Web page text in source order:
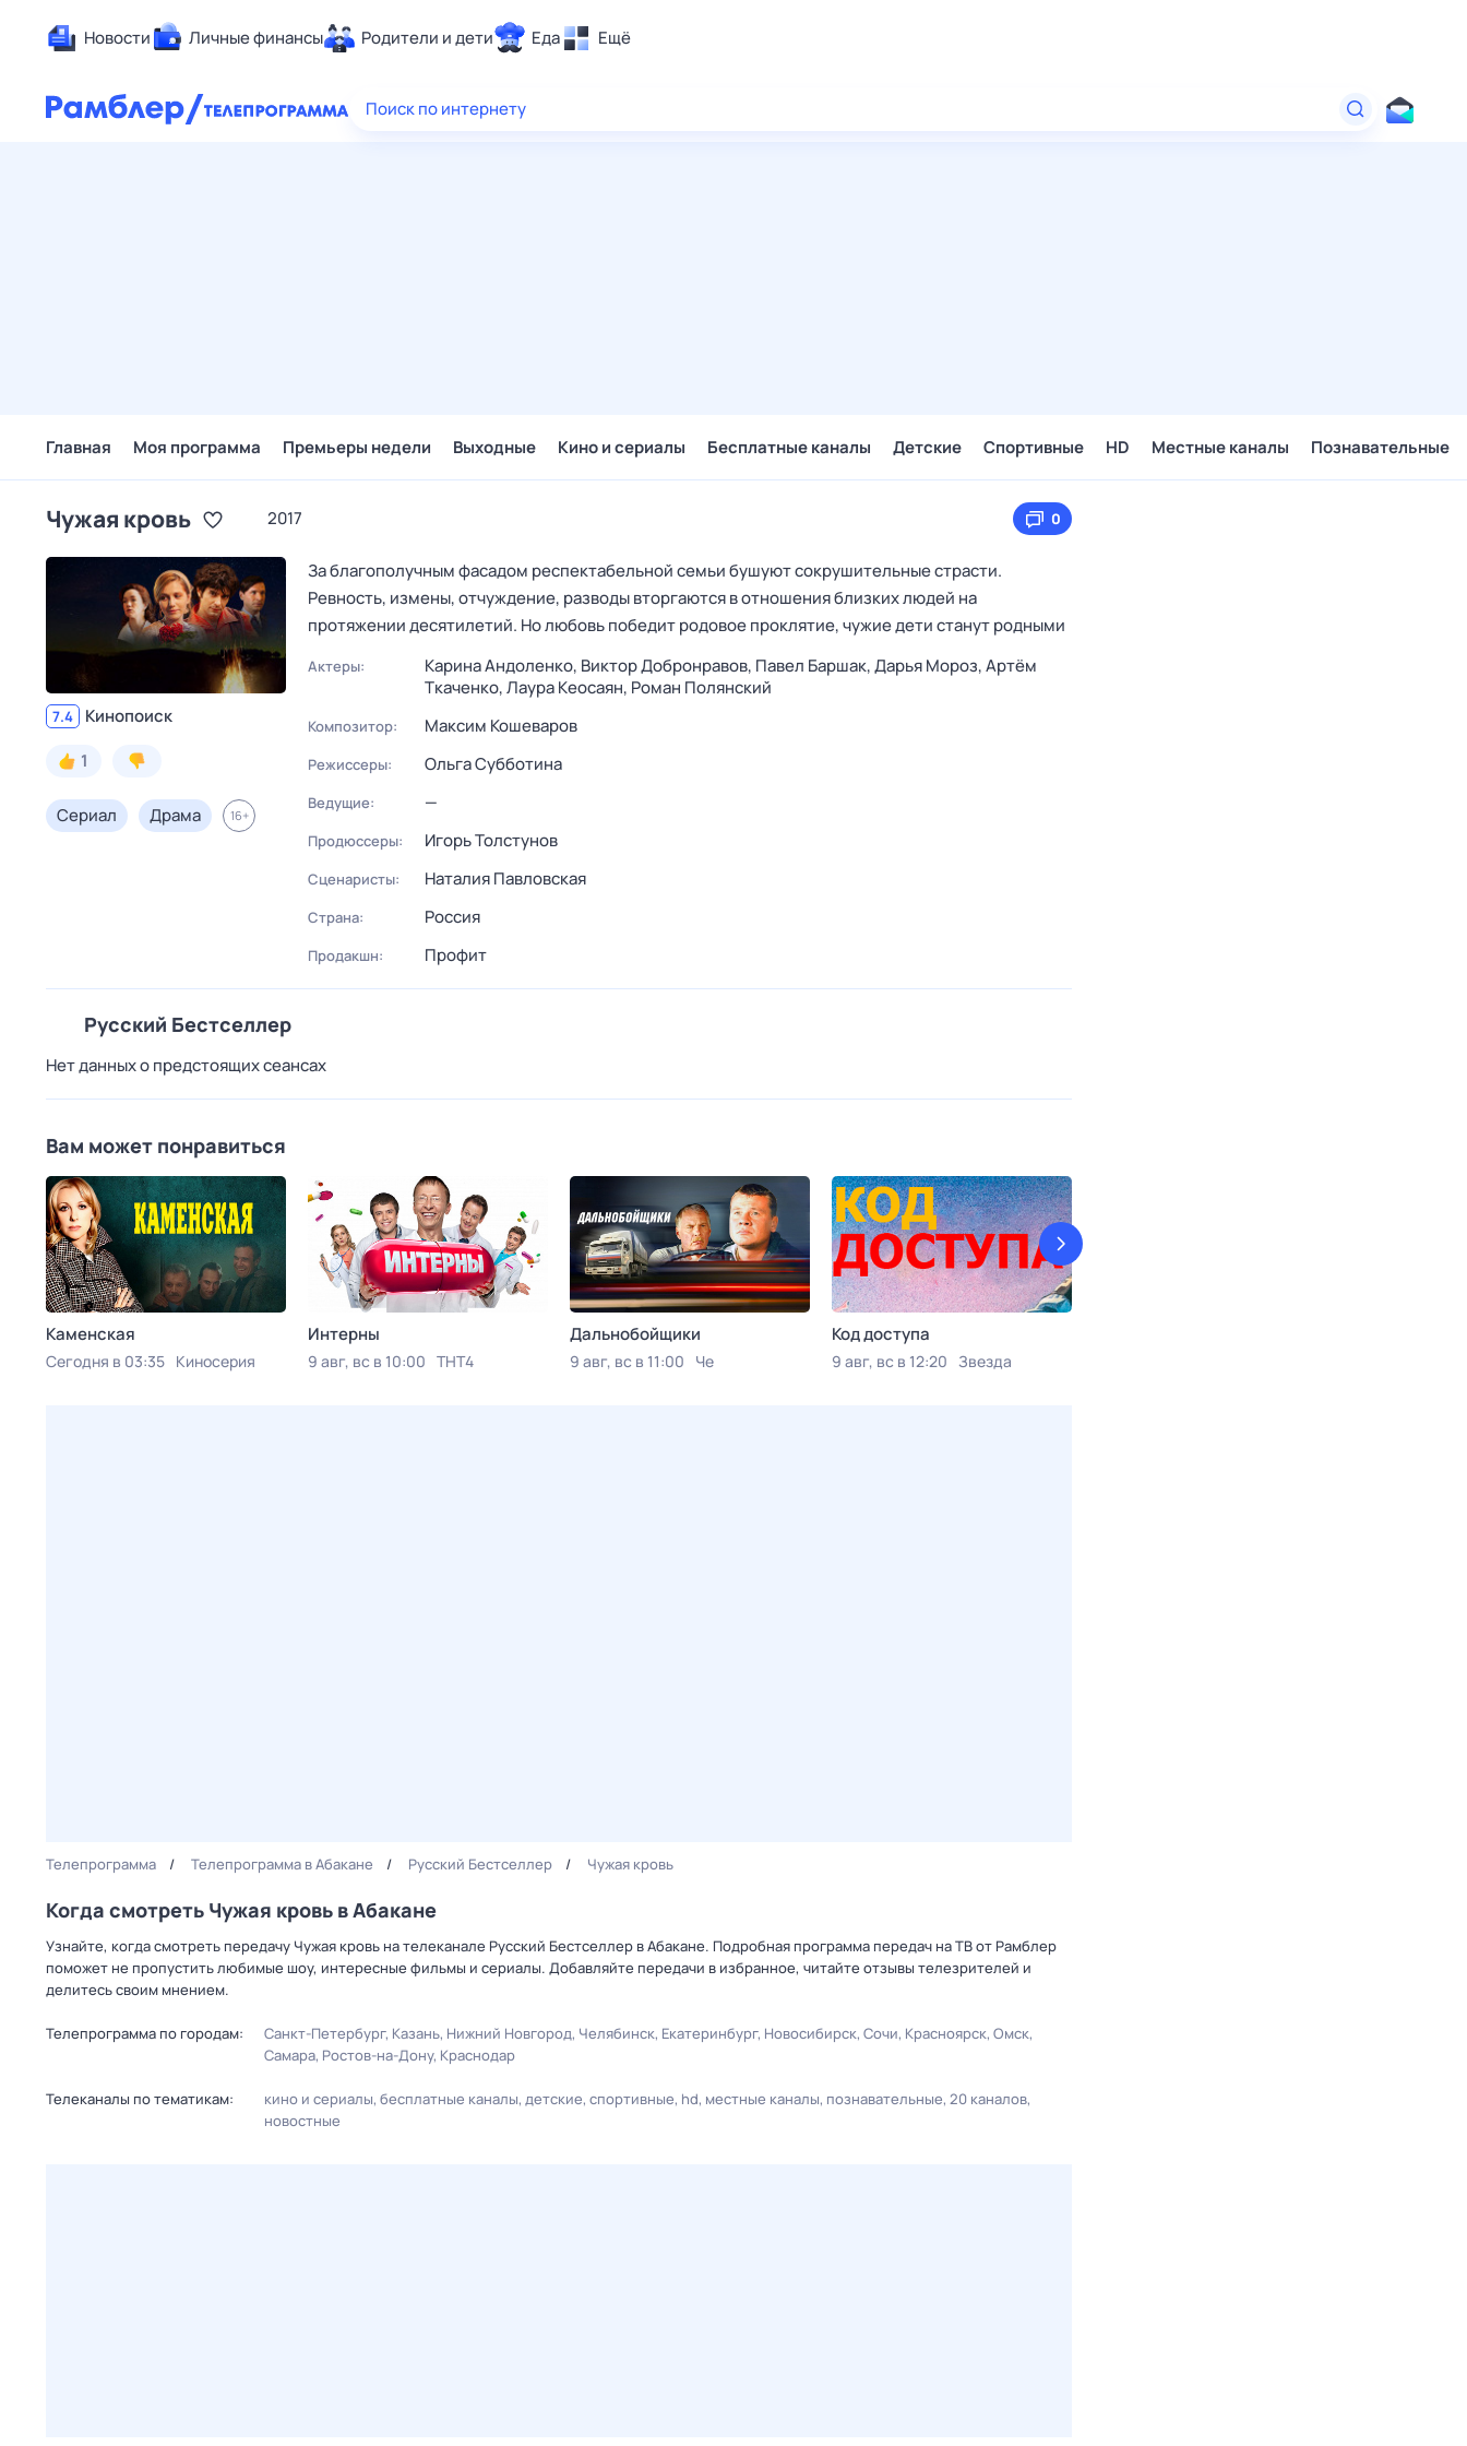
Новости Личные финансы Родители и дети Еда Ещё
Здоровье
Поиск по интернету
Главная Моя программа Премьеры недели Выходные Кино и сериалы Бесплатные каналы Детские Спортивные HD Местные каналы Познавательные
Чужая кровь 2017 0
7.4
Кинопоиск
1
Сериал Драма 16+
За благополучным фасадом респектабельной семьи бушуют сокрушительные страсти.
Ревность, измены, отчуждение, разводы вторгаются в отношения близких людей на
протяжении десятилетий. Но любовь победит родовое проклятие, чужие дети станут родными
Актеры: Карина Андоленко, Виктор Добронравов, Павел Баршак,Дарья Мороз,Артём
Ткаченко,Лаура Кеосаян, Роман Полянский
Композитор: Максим Кошеваров
Режиссеры: Ольга Субботина
Ведущие: —
Продюссеры: Игорь Толстунов
Сценаристы: Наталия Павловская
Страна: Россия
Продакшн: Профит
Русский Бестселлер
Нет данных о предстоящих сеансах
Вам может понравиться
Каменская
Сегодня в 03:35 Киносерия
Интерны
9 авг, вс в 10:00 ТНТ4
Дальнобойщики
9 авг, вс в 11:00 Че
Код доступа
9 авг, вс в 12:20 Звезда
Телепрограмма Телепрограмма в Абакане Русский Бестселлер Чужая кровь
Когда смотреть Чужая кровь в Абакане
Узнайте, когда смотреть передачу Чужая кровь на телеканале Русский Бестселлер в Абакане. Подробная программа передач на ТВ от Рамблер
поможет не пропустить любимые шоу, интересные фильмы и сериалы. Добавляйте передачи в избранное, читайте отзывы телезрителей и
делитесь своим мнением.
Телепрограмма по городам: Санкт-Петербург Казань Нижний Новгород Челябинск Екатеринбург Новосибирск Сочи Красноярск Омск
Самара Ростов-на-Дону Краснодар
Телеканалы по тематикам: кино и сериалы бесплатные каналы детские спортивные hd местные каналы познавательные 20 каналов
новостные